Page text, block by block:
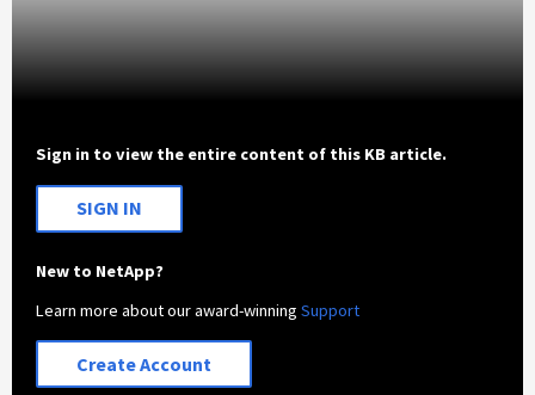
Sign in to view the entire content of this KB article.
SIGN IN
New to NetApp?
Learn more about our award-winningSupport
Create Account